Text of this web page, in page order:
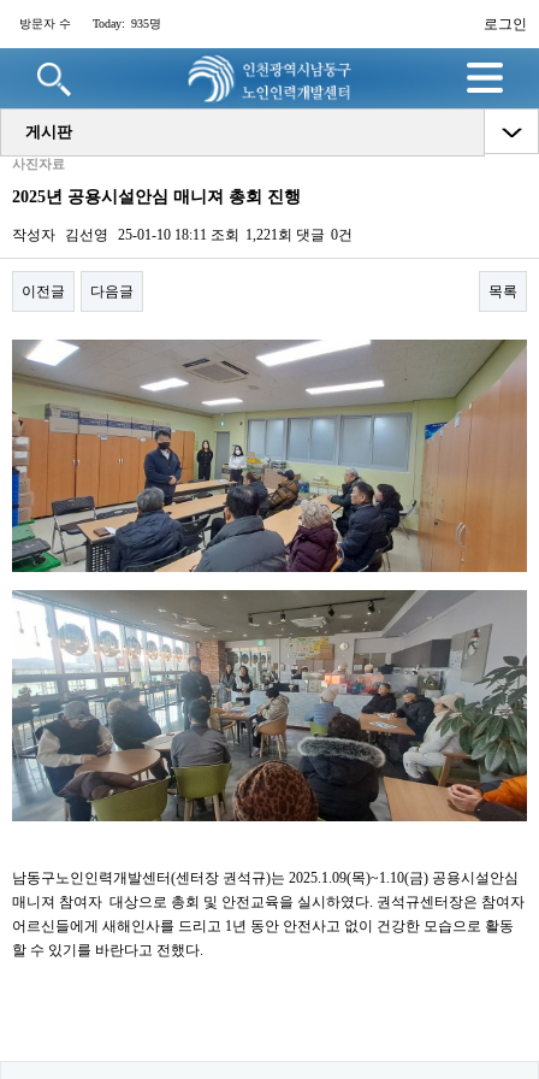
로그인
방문자 수 Today: 935명
게시판
사진자료
2025년 공용시설안심 매니져 총회 진행
작성자 김선영 25-01-10 18:11 조회 1,221회 댓글 0건
이전글 다음글 목록
본문
남동구노인인력개발센터(센터장 권석규)는 2025.1.09(목)~1.10(금) 공용시설안심
매니져 참여자 대상으로 총회 및 안전교육을 실시하였다. 권석규센터장은 참여자
어르신들에게 새해인사를 드리고 1년 동안 안전사고 없이 건강한 모습으로 활동
할 수 있기를 바란다고 전했다.